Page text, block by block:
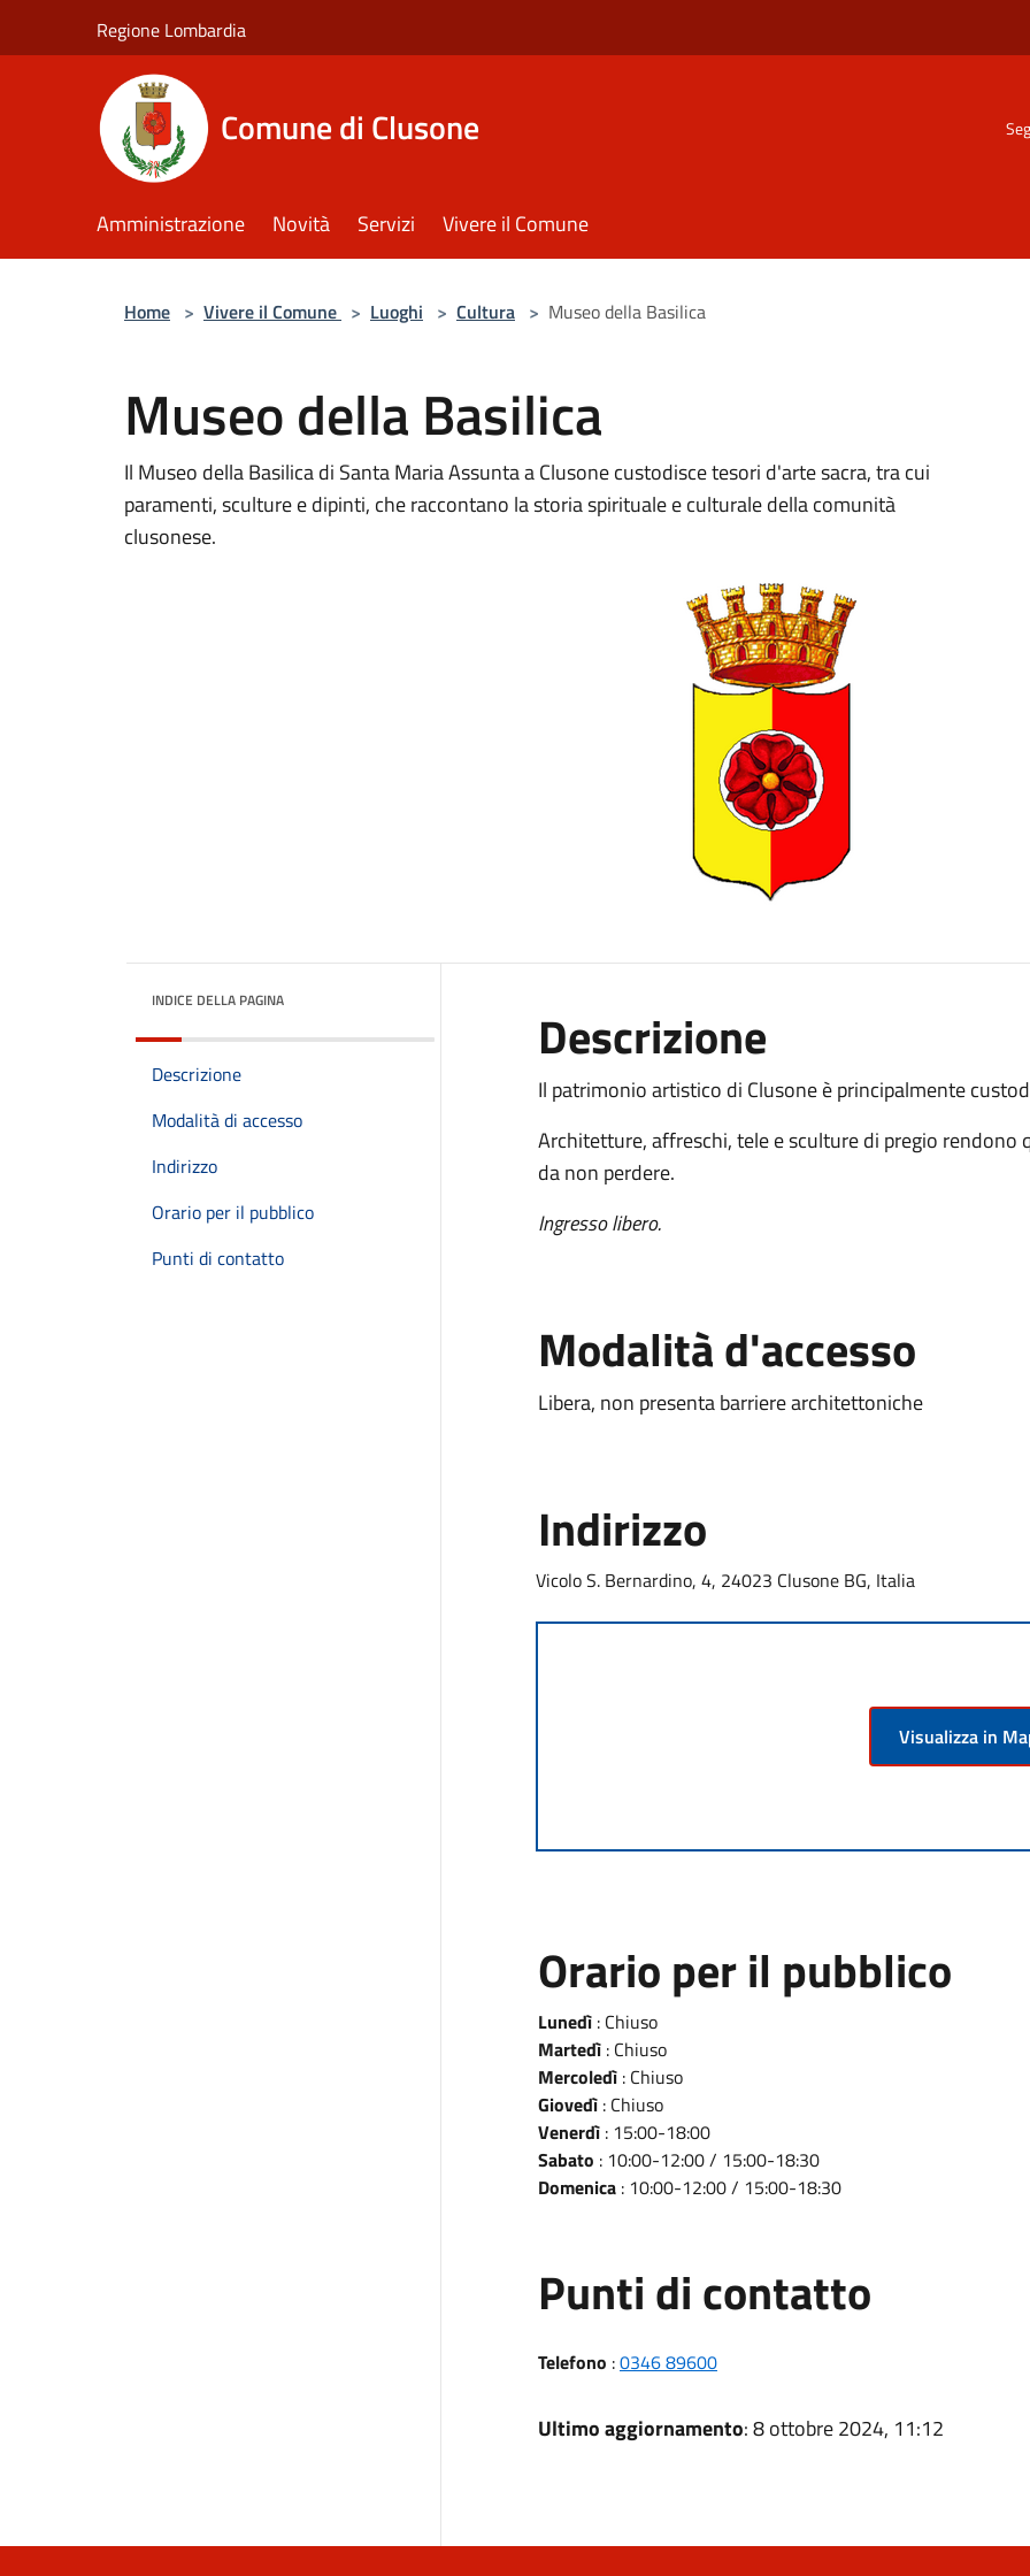
Regione Lombardia
Comune di Clusone
Amministrazione Novità Servizi Vivere il Comune
Home > Vivere il Comune > Luoghi > Cultura > Museo della Basilica
Museo della Basilica
Il Museo della Basilica di Santa Maria Assunta a Clusone custodisce tesori d'arte sacra, tra cui
paramenti, sculture e dipinti, che raccontano la storia spirituale e culturale della comunità
clusonese.
INDICE DELLA PAGINA
Descrizione
Modalità di accesso
Indirizzo
Orario per il pubblico
Punti di contatto
Descrizione
Il patrimonio artistico di Clusone è principalmente
Architetture, affreschi, tele e sculture di pregio rendono
da non perdere.
Ingresso libero.
Modalità d'accesso
Libera, non presenta barriere architettoniche
Indirizzo
Vicolo S. Bernardino, 4, 24023 Clusone BG, Italia
Visualizza in
Orario per il pubblico
Lunedì: Chiuso
Martedì: Chiuso
Mercoledì: Chiuso
Giovedì: Chiuso
Venerdì: 15:00-18:00
Sabato : 10:00-12:00 / 15:00-18:30
Domenica: 10:00-12:00 / 15:00-18:30
Punti di contatto
Telefono :0346 89600
Ultimo aggiornamento: 8 ottobre 2024, 11:12